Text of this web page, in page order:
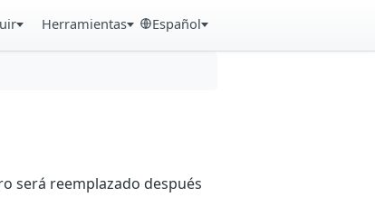
Herramientas Español
será reemplazado después